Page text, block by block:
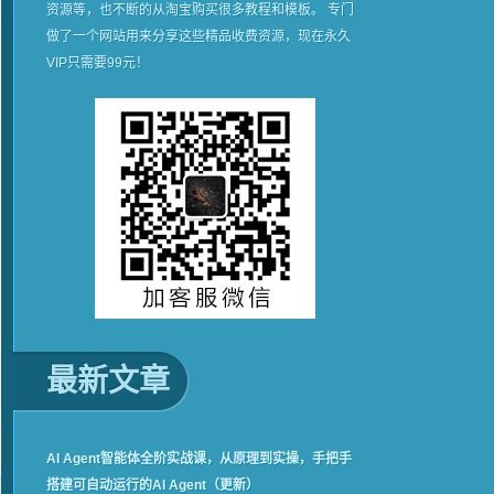
资源等，也不断的从淘宝购买很多教程和模板。 专门
做了一个网站用来分享这些精品收费资源，现在永久
VIP只需要99元！
最新文章
AI Agent智能体全阶实战课，从原理到实操，手把手
搭建可自动运行的AI Agent（更新）